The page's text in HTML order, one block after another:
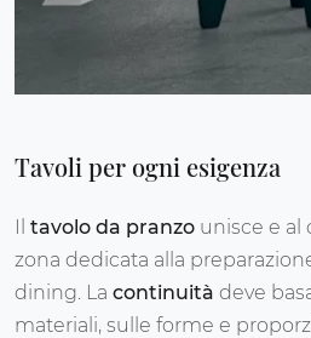
Tavoli per ogni esigenza
Il tavolo da pranzo unisce e al
zona dedicata alla
dining. La continuità deve
materiali, sulle forme e